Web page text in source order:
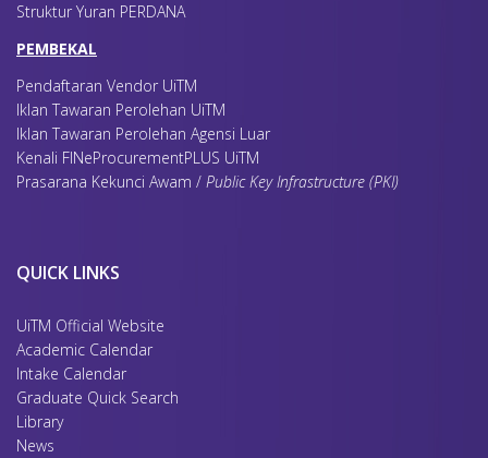
Struktur Yuran PERDANA
PEMBEKAL
Pendaftaran Vendor UiTM
Iklan Tawaran Perolehan UiTM
Iklan Tawaran Perolehan Agensi Luar
Kenali FINeProcurementPLUS UiTM
Prasarana Kekunci Awam / Public Key Infrastructure (PKI)
QUICK LINKS
UiTM Official Website
Academic Calendar
Intake Calendar
Graduate Quick Search
Library
News